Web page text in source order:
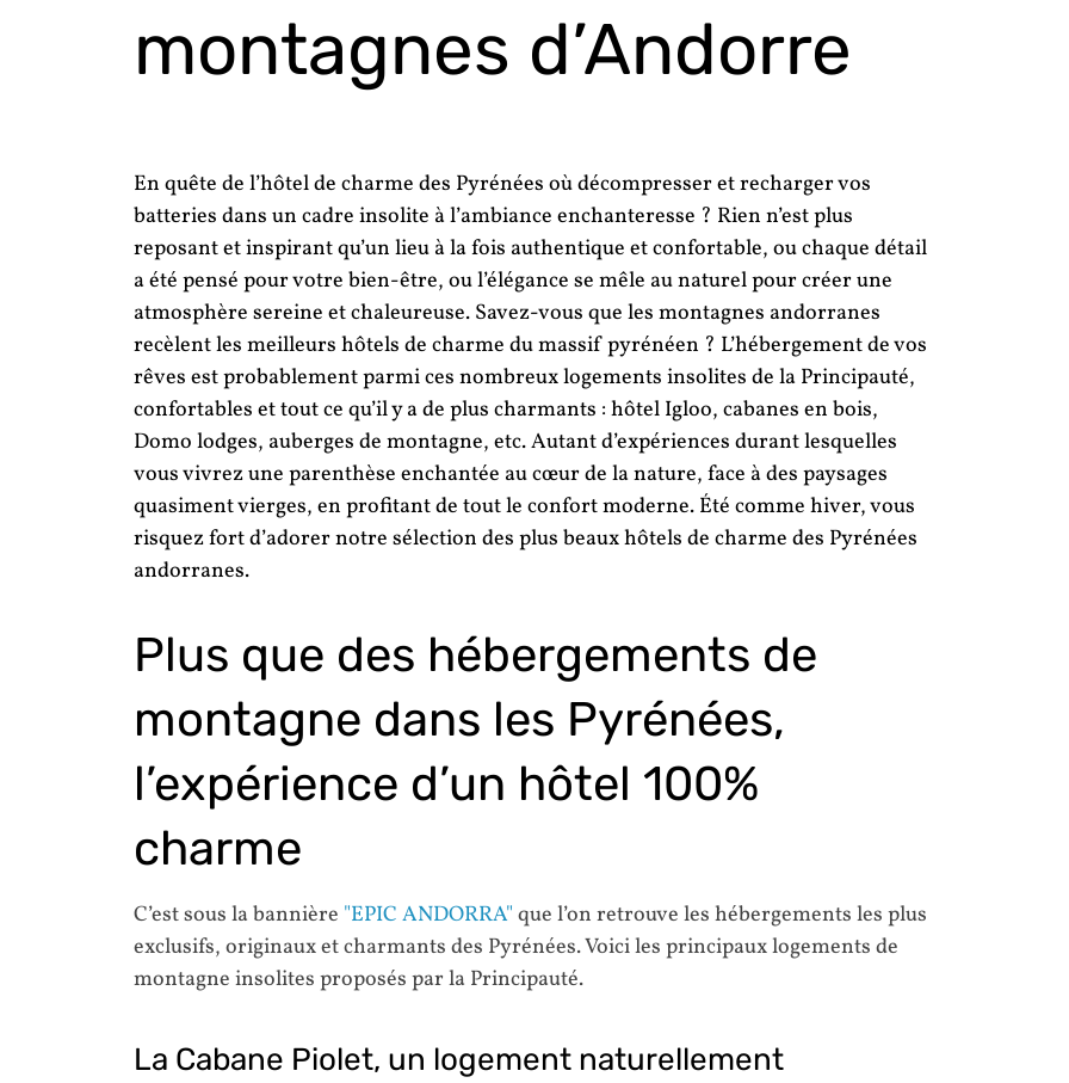
montagnes d’Andorre
En quête de l’hôtel de charme des Pyrénées où décompresser et recharger vos
batteries dans un cadre insolite à l’ambiance enchanteresse ? Rien n’est plus
reposant et inspirant qu’un lieu à la fois authentique et confortable, ou chaque détail
a été pensé pour votre bien-être, ou l’élégance se mêle au naturel pour créer une
atmosphère sereine et chaleureuse. Savez-vous que les montagnes andorranes
recèlent les meilleurs hôtels de charme du massif pyrénéen ? L’hébergement de vos
rêves est probablement parmi ces nombreux logements insolites de la Principauté,
confortables et tout ce qu’il y a de plus charmants : hôtel Igloo, cabanes en bois,
Domo lodges, auberges de montagne, etc. Autant d’expériences durant lesquelles
vous vivrez une parenthèse enchantée au cœur de la nature, face à des paysages
quasiment vierges, en profitant de tout le confort moderne. Été comme hiver, vous
risquez fort d’adorer notre sélection des plus beaux hôtels de charme des Pyrénées
andorranes.
Plus que des hébergements de
montagne dans les Pyrénées,
l’expérience d’un hôtel 100%
charme
C’est sous la bannière "EPIC ANDORRA" que l’on retrouve les hébergements les plus
exclusifs, originaux et charmants des Pyrénées. Voici les principaux logements de
montagne insolites proposés par la Principauté.
La Cabane Piolet, un logement naturellement